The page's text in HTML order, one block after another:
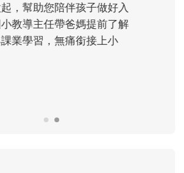
」的體驗中，跟著孩子一起長
全感的肢體遊戲，到獨立自
及解決問題的能力養成。爸爸